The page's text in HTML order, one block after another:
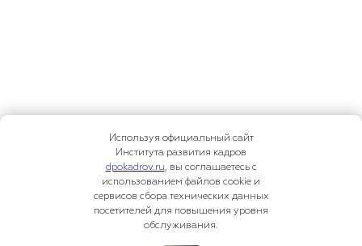
Используя официальный сайт
Института развития кадров
dpokadrov.ru, вы соглашаетесь с
использованием файлов cookie и
сервисов сбора технических данных
посетителей для повышения уровня
обслуживания.